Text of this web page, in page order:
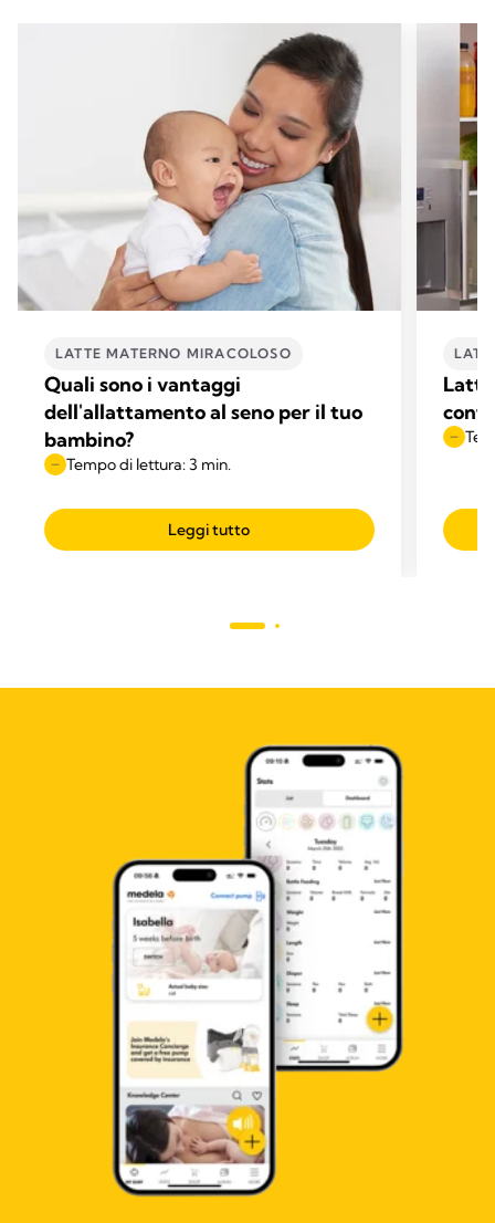
LATTE MATERNO MIRACOLOSO
Quali sono i vantaggi
dell'allattamento al seno per il tuo
bambino?
Tempo di lettura: 3 min.
Leggi tutto